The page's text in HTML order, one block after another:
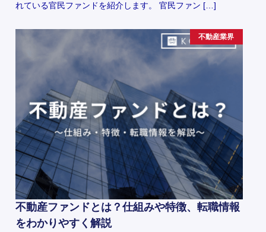
れている官民ファンドを紹介します。 官民ファン […]
不動産業界
不動産ファンドとは？仕組みや特徴、転職情報
をわかりやすく解説